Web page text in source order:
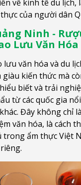
về kinh tế du lịch,
của người dân
Ninh -
Lưu Văn Hóa
văn hóa và du
kiến thức mà
biết và trải
từ các quốc gia
Đây không chỉ
văn hóa, là cách
ẩm thực Việt